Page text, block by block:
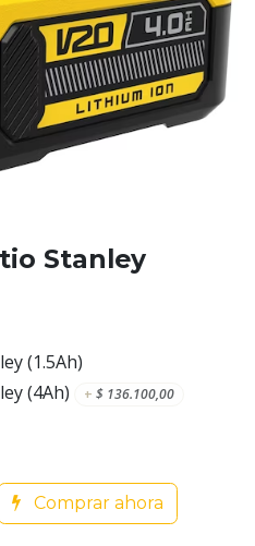
Stanley
(1.5Ah)
(4Ah)
+ $ 136.100,00
Comprar ahora